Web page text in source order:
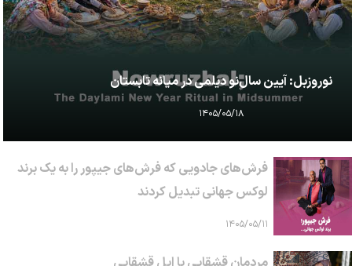
نوروزبل: آیین سال‌نو دیلمی در میانه تابستان
۱۴۰۵/۰۵/۱۸
فرش‌های جادویی که فرش‌های جیپور را به یک برند
لوکس جهانی تبدیل کردند
۱۴۰۵/۰۵/۱۱